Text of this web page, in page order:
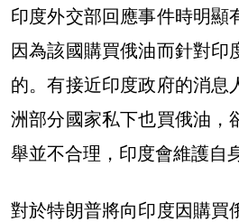
印度外交部回應事件時明顯
因為該國購買俄油而針對印
的。有接近印度政府的消息
洲部分國家私下也買俄油，
舉並不合理，印度會維護自
對於特朗普將向印度因購買